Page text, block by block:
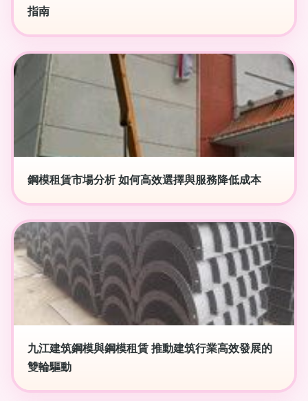
指南
鋼模租賃市場分析 如何高效選擇與服務降低成本
九江建筑鋼模與鋼模租賃 推動建筑行業高效發展的
雙輪驅動